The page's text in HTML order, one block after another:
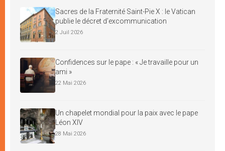
Sacres de la Fraternité Saint-Pie X : le Vatican
publie le décret d’excommunication
2 Juil 2026
Confidences sur le pape : « Je travaille pour un
ami »
22 Mai 2026
Un chapelet mondial pour la paix avec le pape
Léon XIV
28 Mai 2026